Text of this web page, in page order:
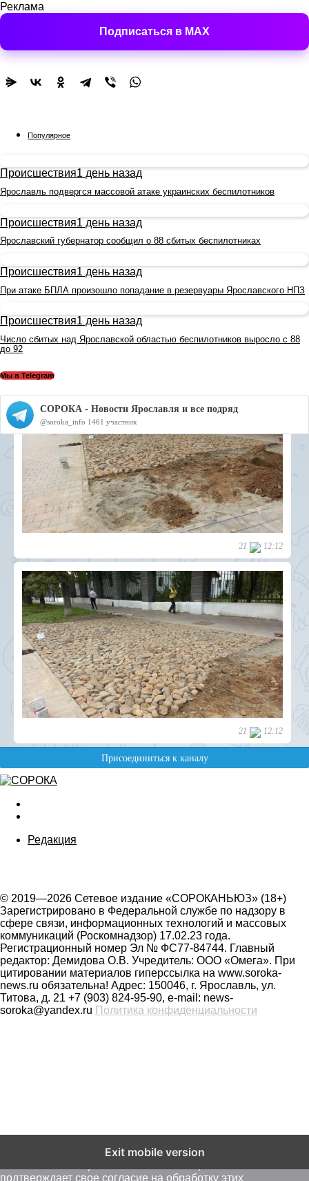
Реклама
Подписаться в MAX
Популярное
Происшествия1 день назад
Ярославль подвергся массовой атаке украинских беспилотников
Происшествия1 день назад
Ярославский губернатор сообщил о 88 сбитых беспилотниках
Происшествия1 день назад
При атаке БПЛА произошло попадание в резервуары Ярославского НПЗ
Происшествия1 день назад
Число сбитых над Ярославской областью беспилотников выросло с 88
до 92
Мы в Telegram
Редакция
© 2019—2026 Сетевое издание «СОРОКАНЬЮЗ» (18+)
Зарегистрировано в Федеральной службе по надзору в
сфере связи, информационных технологий и массовых
коммуникаций (Роскомнадзор) 17.02.23 года.
Регистрационный номер Эл № ФС77-84744. Главный
редактор: Демидова О.В. Учредитель: ООО «Омега». При
цитировании материалов гиперссылка на www.soroka-
news.ru обязательна! Адрес: 150046, г. Ярославль, ул.
Титова, д. 21 +7 (903) 824-95-90, e-mail: news-
soroka@yandex.ru Политика конфиденциальности
Exit mobile version
пользователей (cookie, данные об IP - адресе и
подтверждает свое согласие на обработку этих